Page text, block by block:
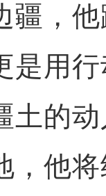
疆，
是用
土的
，他